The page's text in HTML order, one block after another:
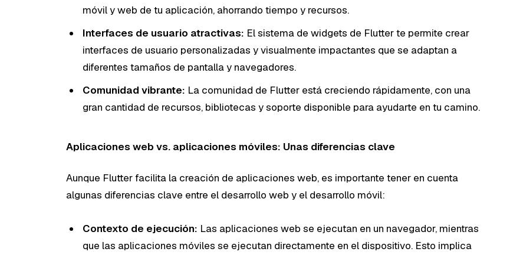
móvil y web de tu aplicación, ahorrando tiempo y recursos.
Interfaces de usuario atractivas: El sistema de widgets de Flutter te permite crear
interfaces de usuario personalizadas y visualmente impactantes que se adaptan a
diferentes tamaños de pantalla y navegadores.
Comunidad vibrante: La comunidad de Flutter está creciendo rápidamente, con una
gran cantidad de recursos, bibliotecas y soporte disponible para ayudarte en tu camino.
Aplicaciones web vs. aplicaciones móviles: Unas diferencias clave
Aunque Flutter facilita la creación de aplicaciones web, es importante tener en cuenta
algunas diferencias clave entre el desarrollo web y el desarrollo móvil:
Contexto de ejecución: Las aplicaciones web se ejecutan en un navegador, mientras
que las aplicaciones móviles se ejecutan directamente en el dispositivo. Esto implica